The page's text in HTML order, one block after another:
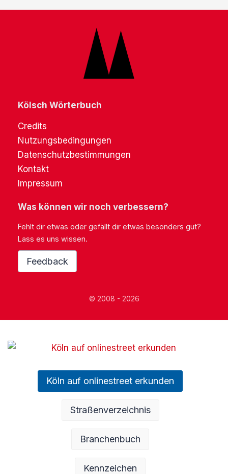
Kölsch Wörterbuch
Credits
Nutzungsbedingungen
Datenschutzbestimmungen
Kontakt
Impressum
Was können wir noch verbessern?
Fehlt dir etwas oder gefällt dir etwas besonders gut?
Lass es uns wissen.
Feedback
© 2008 - 2026
Köln auf onlinestreet erkunden
Straßenverzeichnis
Branchenbuch
Kennzeichen